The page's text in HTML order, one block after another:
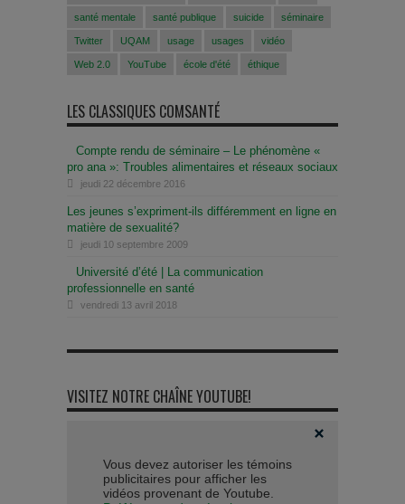
santé mentale santé publique suicide séminaire
Twitter UQAM usage usages vidéo
Web 2.0 YouTube école d'été éthique
LES CLASSIQUES COMSANTÉ
Compte rendu de séminaire – Le phénomène «
pro ana »: Troubles alimentaires et réseaux sociaux
jeudi 22 décembre 2016
Les jeunes s’expriment-ils différemment en ligne en
matière de sexualité?
jeudi 10 septembre 2009
Université d’été | La communication
professionnelle en santé
vendredi 13 avril 2018
VISITEZ NOTRE CHAÎNE YOUTUBE!
Vous devez autoriser les témoins
publicitaires pour afficher les
vidéos provenant de Youtube.